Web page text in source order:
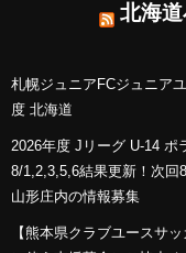
北海
札幌ジュニアFCジュニア
度 北海道
2026年度 Jリーグ U-14 ポ
8/1,2,3,5,6結果更新！次
山形庄内の情報募集
【熊本県クラブユースサ